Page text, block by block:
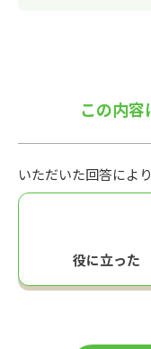
この内容
いただいた回答によ
役に立った